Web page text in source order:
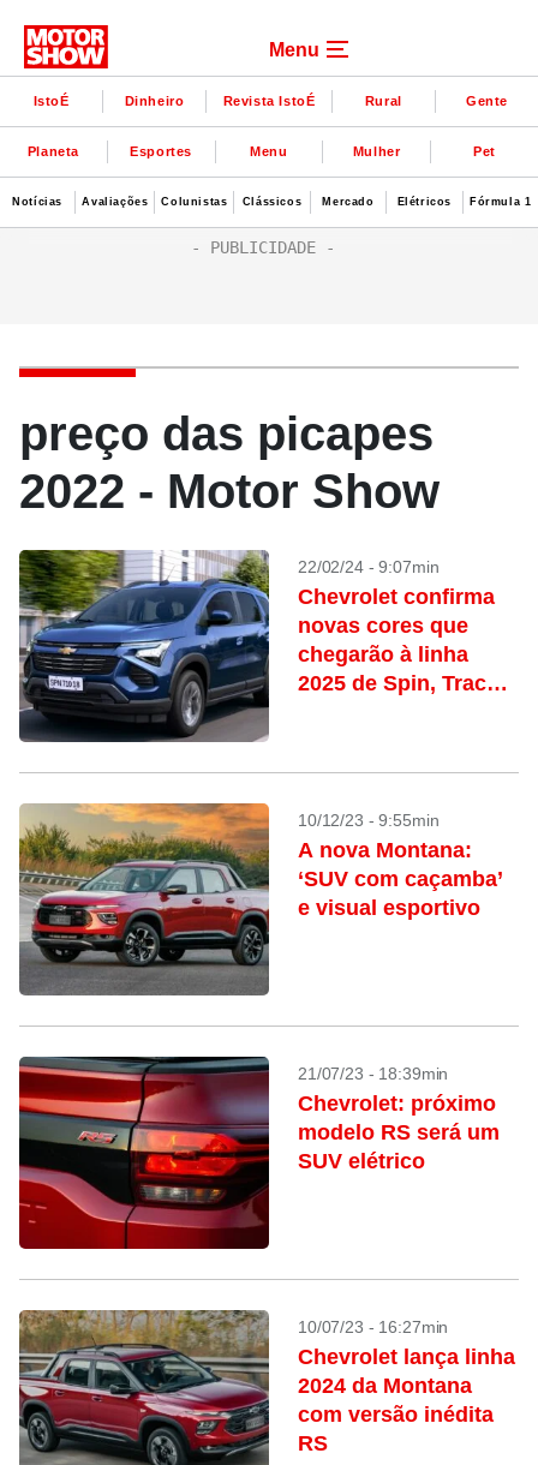
Menu
IstoÉ Dinheiro Revista IstoÉ Rural Gente
Planeta Esportes Menu Mulher Pet
Notícias Avaliações Colunistas Clássicos Mercado Elétricos Fórmula 1
preço das picapes
2022 - Motor Show
22/02/24 - 9:07min
Chevrolet confirma
novas cores que
chegarão à linha
2025 de Spin, Tracker
10/12/23 - 9:55min
A nova Montana:
‘SUV com caçamba’
e visual esportivo
21/07/23 - 18:39min
Chevrolet: próximo
modelo RS será um
SUV elétrico
10/07/23 - 16:27min
Chevrolet lança linha
2024 da Montana
com versão inédita
RS